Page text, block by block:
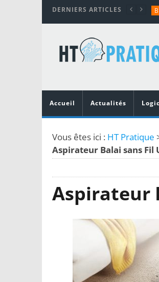
DERNIERS ARTICLES
Accueil
Actualités
Vous êtes ici : HT Pratique
Aspirateur Balai sans Fil
Aspirateur